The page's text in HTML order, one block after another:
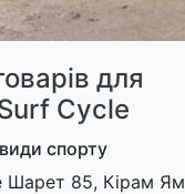
для
Cycle
спорту
Шарет 85, Кірам Ям